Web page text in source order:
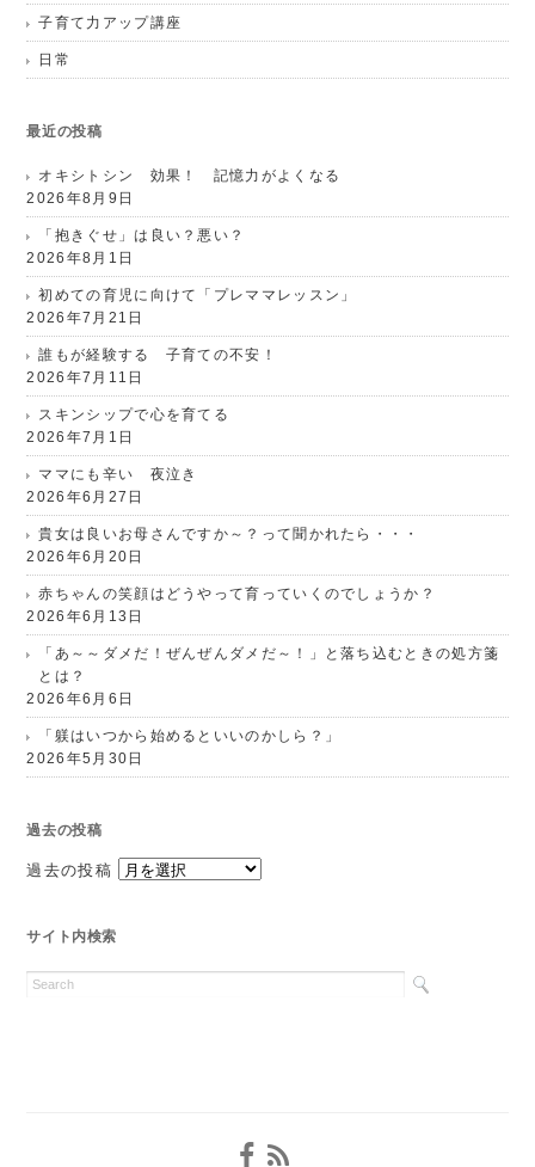
子育て力アップ講座
日常
最近の投稿
オキシトシン 効果！ 記憶力がよくなる
2026年8月9日
「抱きぐせ」は良い？悪い？
2026年8月1日
初めての育児に向けて「プレママレッスン」
2026年7月21日
誰もが経験する 子育ての不安！
2026年7月11日
スキンシップで心を育てる
2026年7月1日
ママにも辛い 夜泣き
2026年6月27日
貴女は良いお母さんですか～？って聞かれたら・・・
2026年6月20日
赤ちゃんの笑顔はどうやって育っていくのでしょうか？
2026年6月13日
「あ～～ダメだ！ぜんぜんダメだ～！」と落ち込むときの処方箋
とは？
2026年6月6日
「躾はいつから始めるといいのかしら？」
2026年5月30日
過去の投稿
過去の投稿
サイト内検索